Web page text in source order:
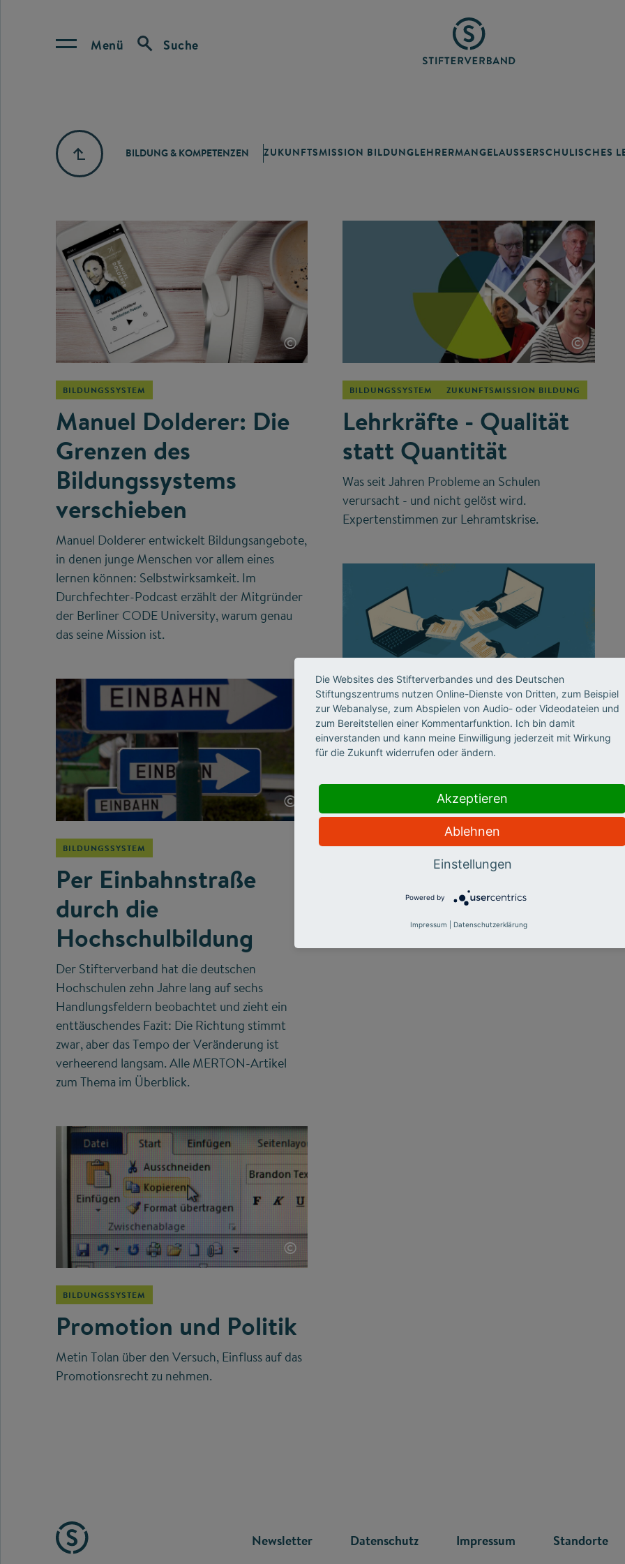
Menü Suche
BILDUNG & KOMPETENZEN ZUKUNFTSMISSION BILDUNGLEHRERMANGELAUSSERSCHULISCHES
©
BILDUNGSSYSTEM
Manuel Dolderer: Die
Grenzen des
Bildungssystems
verschieben
Manuel Dolderer entwickelt Bildungsangebote,
in denen junge Menschen vor allem eines
lernen können: Selbstwirksamkeit. Im
Durchfechter-Podcast erzählt der Mitgründer
der Berliner CODE University, warum genau
das seine Mission ist.
©
BILDUNGSSYSTEM ZUKUNFTSMISSION BILDUNG
Lehrkräfte - Qualität
statt Quantität
Was seit Jahren Probleme an Schulen
verursacht - und nicht gelöst wird.
Expertenstimmen zur Lehramtskrise.
©
BILDUNGSSYSTEM
Per Einbahnstraße
durch die
Hochschulbildung
Der Stifterverband hat die deutschen
Hochschulen zehn Jahre lang auf sechs
Handlungsfeldern beobachtet und zieht ein
enttäuschendes Fazit: Die Richtung stimmt
zwar, aber das Tempo der Veränderung ist
verheerend langsam. Alle MERTON-Artikel
zum Thema im Überblick.
BILDUNGSSYSTEM
TU Nürnberg: Eine Uni
ganz neuen Stils
In Nürnberg soll eine Hochschule mit
Modellcharakter entstehen: konsequent
interdisziplinär, mit innovativem
Departmentstruktur. Ein Interview mit
Wolfgang Hermann.
©
BILDUNGSSYSTEM
Promotion und Politik
Metin Tolan über den Versuch, Einfluss auf das
Promotionsrecht zu nehmen.
FOOTER
Newsletter Datenschutz Impressum Standorte
Die Websites des Stifterverbandes und des Deutschen
Stiftungszentrums nutzen Online-Dienste von Dritten, zum Beispiel
zur Webanalyse, zum Abspielen von Audio- oder Videodateien und
zum Bereitstellen einer Kommentarfunktion. Ich bin damit
einverstanden und kann meine Einwilligung jederzeit mit Wirkung
für die Zukunft widerrufen oder ändern.
Akzeptieren
Ablehnen
Einstellungen
Powered by
Impressum Datenschutzerklärung